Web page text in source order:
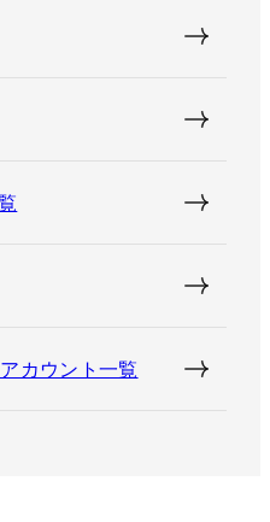
カウント一覧